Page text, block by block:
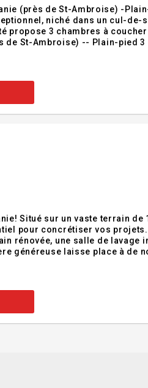
(près de St-Ambroise) -
niché dans un cul-
3 chambres à coucher
Ambroise) -- Plain-pied 3
Situé sur un vaste terrain de
pour concrétiser vos
rénovée, une salle de lavage
généreuse laisse place à de
tota